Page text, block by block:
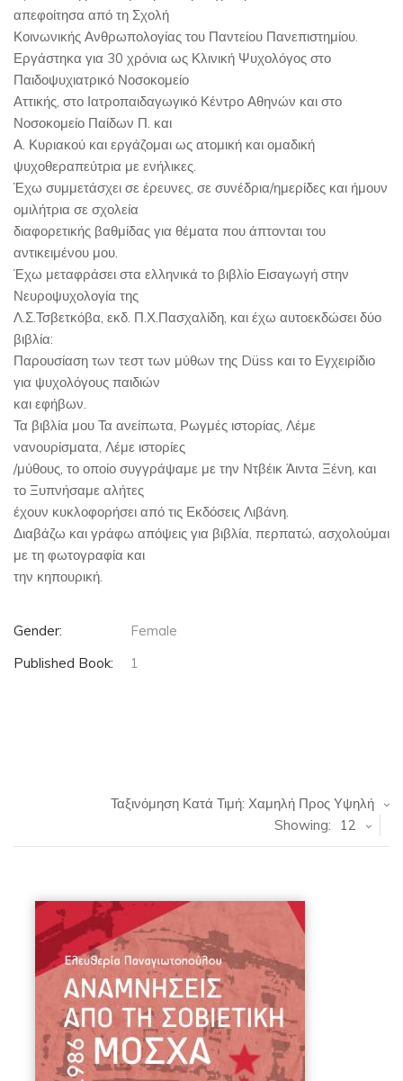
απεφοίτησα από τη Σχολή
Κοινωνικής Ανθρωπολογίας του Παντείου Πανεπιστημίου.
Εργάστηκα για 30 χρόνια ως Κλινική Ψυχολόγος στο
Παιδοψυχιατρικό Νοσοκομείο
Αττικής, στο Ιατροπαιδαγωγικό Κέντρο Αθηνών και στο
Νοσοκομείο Παίδων Π. και
Α. Κυριακού και εργάζομαι ως ατομική και ομαδική
ψυχοθεραπεύτρια με ενήλικες.
Έχω συμμετάσχει σε έρευνες, σε συνέδρια/ημερίδες και ήμουν
ομιλήτρια σε σχολεία
διαφορετικής βαθμίδας για θέματα που άπτονται του
αντικειμένου μου.
Έχω μεταφράσει στα ελληνικά το βιβλίο Εισαγωγή στην
Νευροψυχολογία της
Λ.Σ.Τσβετκόβα, εκδ. Π.Χ.Πασχαλίδη, και έχω αυτοεκδώσει δύο
βιβλία:
Παρουσίαση των τεστ των μύθων της Düss και το Εγχειρίδιο
για ψυχολόγους παιδιών
και εφήβων.
Τα βιβλία μου Τα ανείπωτα, Ρωγμές ιστορίας, Λέμε
νανουρίσματα, Λέμε ιστορίες
/μύθους, το οποίο συγγράψαμε με την Ντβέικ Άιντα Ξένη, και
το Ξυπνήσαμε αλήτες
έχουν κυκλοφορήσει από τις Εκδόσεις Λιβάνη.
Διαβάζω και γράφω απόψεις για βιβλία, περπατώ, ασχολούμαι
με τη φωτογραφία και
την κηπουρική.
Gender:
Female
Published Book:
1
Ταξινόμηση Κατά Τιμή: Χαμηλή Προς Υψηλή
Showing:
12